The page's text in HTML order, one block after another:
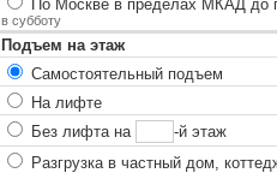
По Москве в пределах МКАД до
в субботу
Подъем на этаж
Самостоятельный подъем
На лифте
Без лифта на
-й этаж
Разгрузка в частный дом,